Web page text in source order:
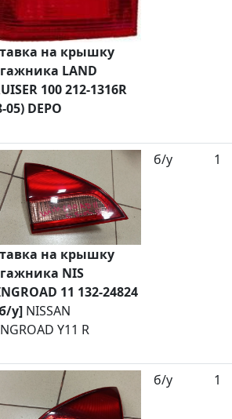
[1]
[1]
[24]
[1]
[61]
[248]
[2]
[3]
[22]
[36]
[4]
[23]
[3]
[1]
на крышку
LAND
100 212-1316R
05) DEPO
на крышку
NIS
11 132-24824
у] NISSAN
Y11 R
б/у 1
б/у 1